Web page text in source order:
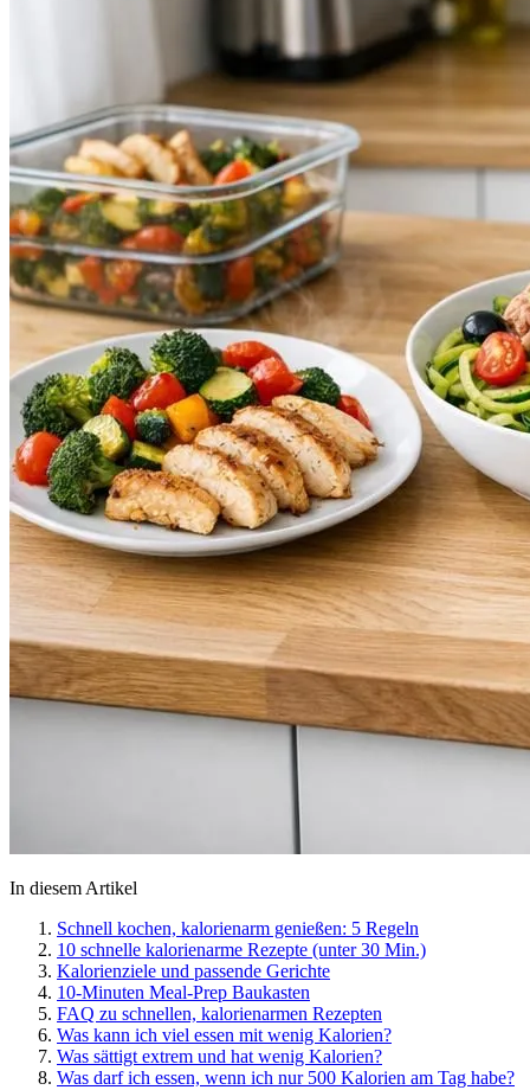
In diesem Artikel
Schnell kochen, kalorienarm genießen: 5 Regeln
10 schnelle kalorienarme Rezepte (unter 30 Min.)
Kalorienziele und passende Gerichte
10-Minuten Meal-Prep Baukasten
FAQ zu schnellen, kalorienarmen Rezepten
Was kann ich viel essen mit wenig Kalorien?
Was sättigt extrem und hat wenig Kalorien?
Was darf ich essen, wenn ich nur 500 Kalorien am Tag habe?